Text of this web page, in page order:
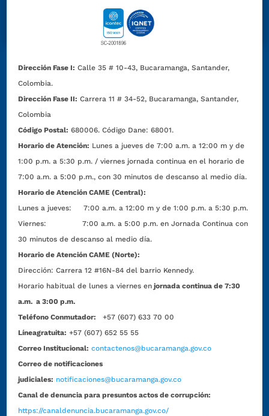
Dirección Fase I: Calle 35 # 10-43, Bucaramanga, Santander,
Colombia.
Dirección Fase II: Carrera 11 # 34-52, Bucaramanga, Santander,
Colombia
Código Postal: 680006. Código Dane: 68001.
Horario de Atención: Lunes a jueves de 7:00 a.m. a 12:00 m y de
1:00 p.m. a 5:30 p.m. / viernes jornada continua en el horario de
7:00 a.m. a 5:00 p.m., con 30 minutos de descanso al medio día.
Horario de Atención CAME (Central):
Lunes a jueves: 7:00 a.m. a 12:00 m y de 1:00 p.m. a 5:30 p.m.
Viernes: 7:00 a.m. a 5:00 p.m. en Jornada Continua con
30 minutos de descanso al medio día.
Horario de Atención CAME (Norte):
Dirección:Carrera 12 #16N-84 del barrio Kennedy.
Horario habitual de lunes a viernes en jornada continua de 7:30
a.m. a 3:00 p.m.
Teléfono Conmutador:
+57 (607) 633 70 00
Líneagratuita: +57 (607) 652 55 55
Correo Institucional: contactenos@bucaramanga.gov.co
Correo de notificaciones
judiciales: notificaciones@bucaramanga.gov.co
Canal de denuncia para presuntos actos de corrupción:
https://canaldenuncia.bucaramanga.gov.co/